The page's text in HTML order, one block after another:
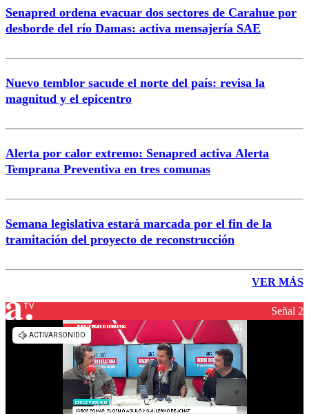
Senapred ordena evacuar dos sectores de Carahue por
desborde del río Damas: activa mensajería SAE
Nuevo temblor sacude el norte del país: revisa la
magnitud y el epicentro
Alerta por calor extremo: Senapred activa Alerta
Temprana Preventiva en tres comunas
Semana legislativa estará marcada por el fin de la
tramitación del proyecto de reconstrucción
VER MÁS
Señal 2